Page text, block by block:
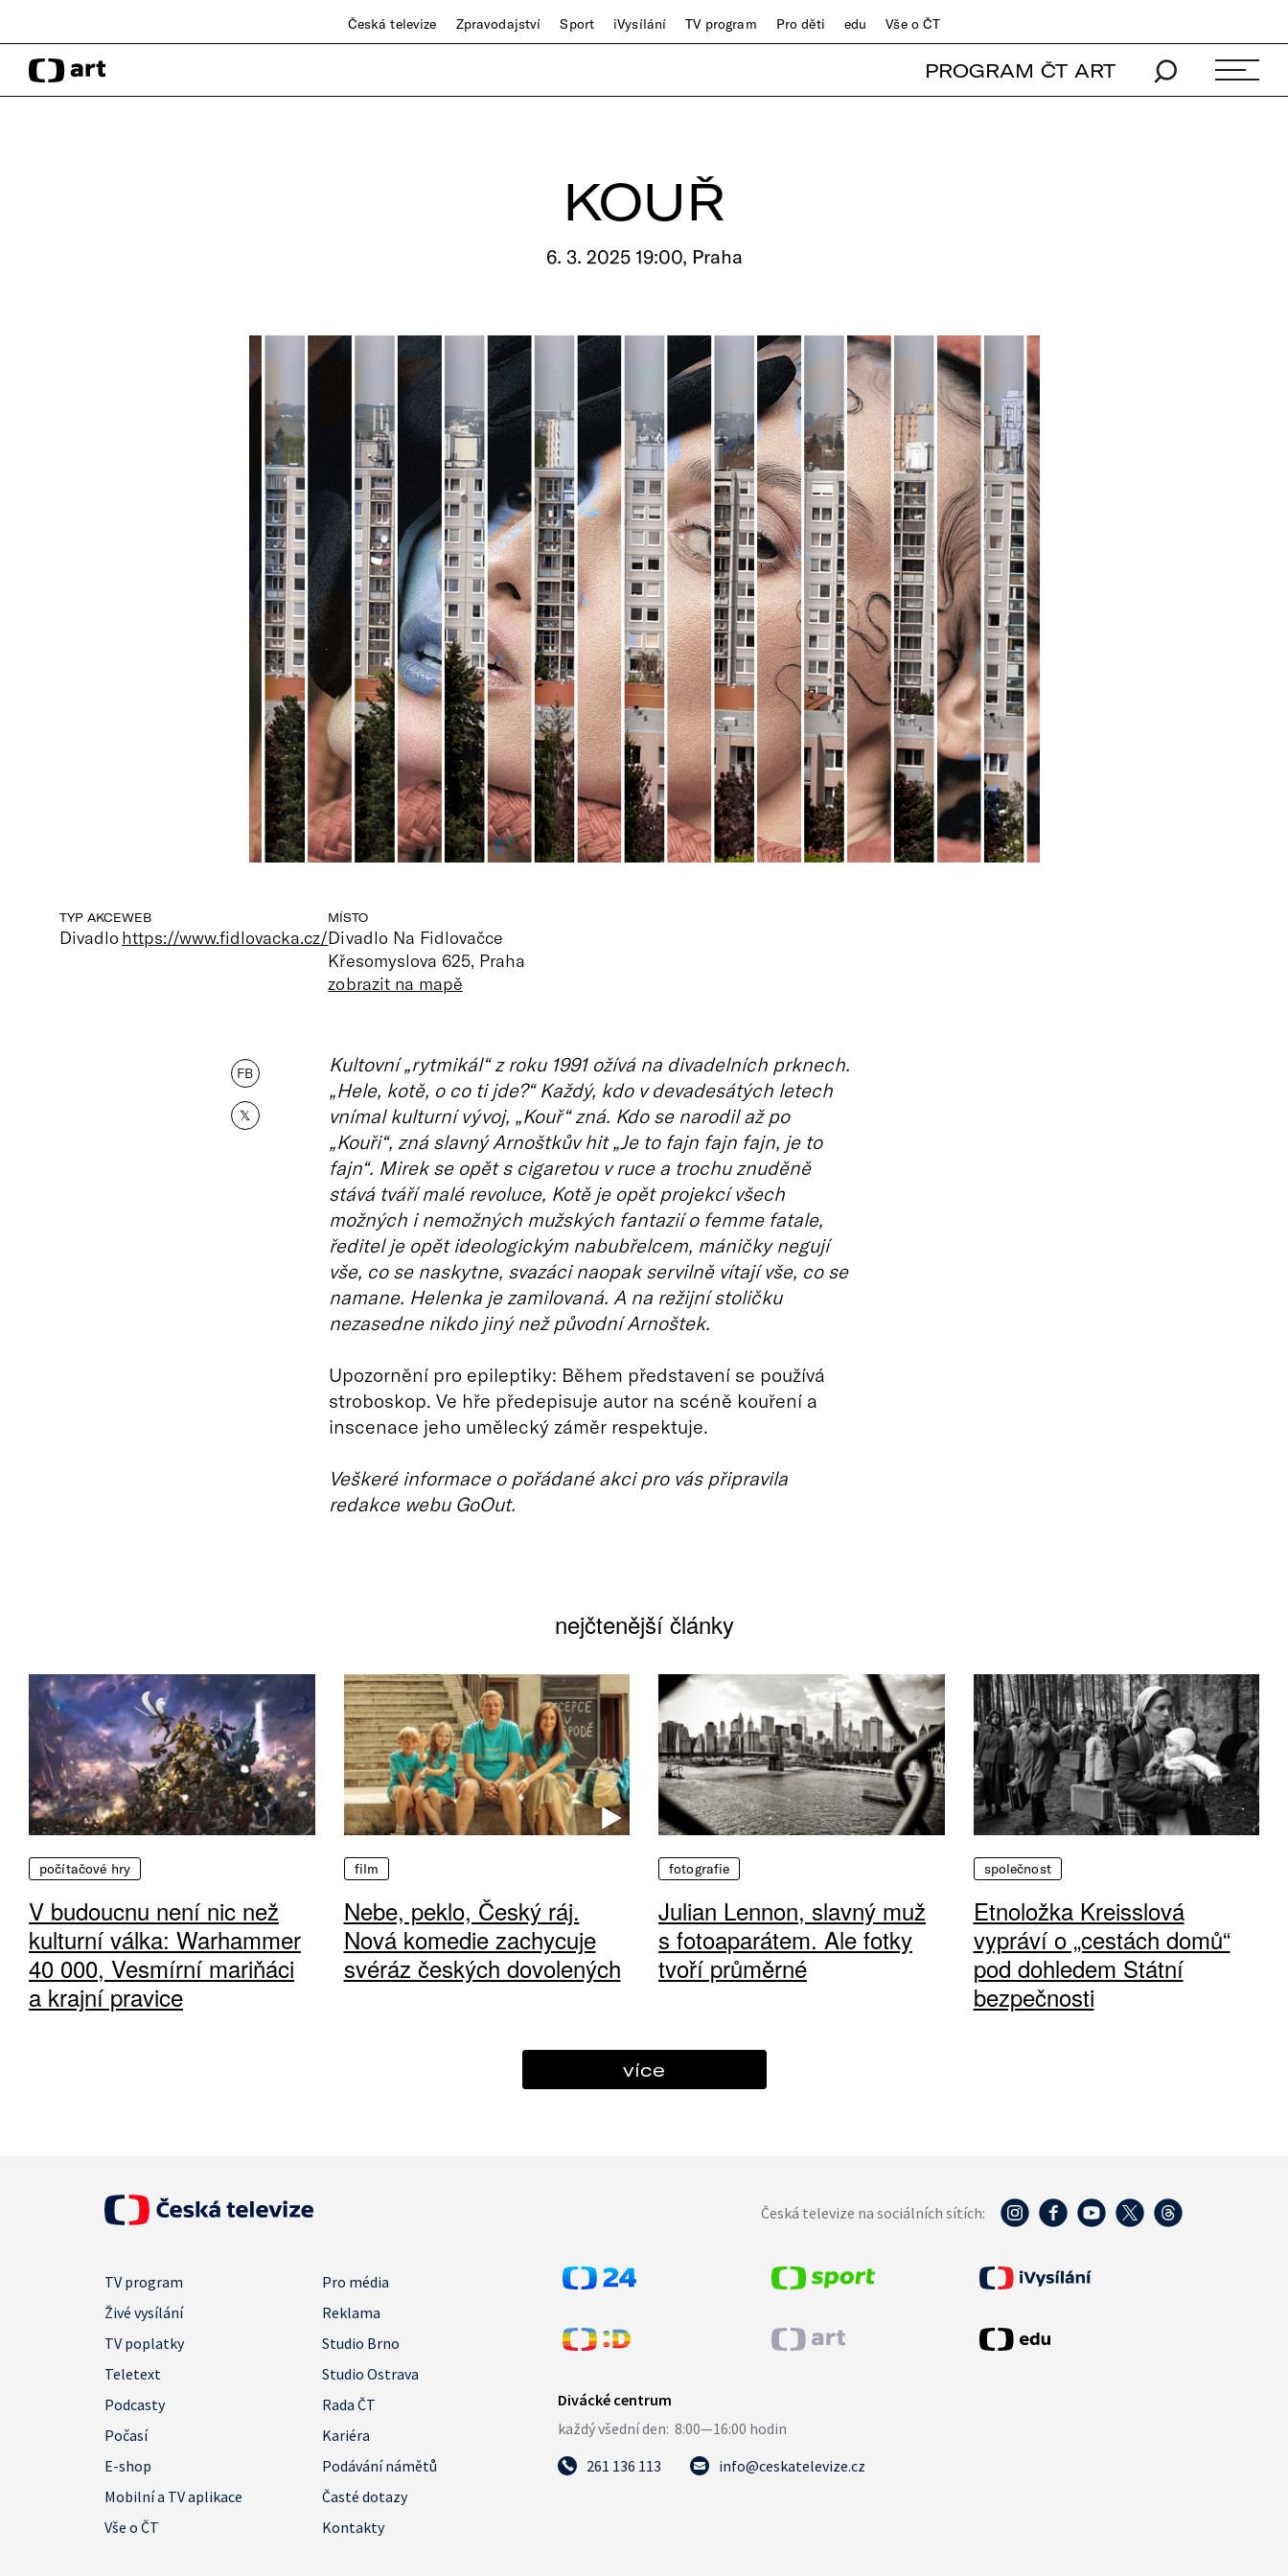
Česká televize Zpravodajství Sport iVysílání TV program Pro děti edu Vše o ČT
PROGRAM ČT ART
KOUŘ
6. 3. 2025 19:00, Praha
TYP AKCE
Divadlo
WEB
https://www.fidlovacka.cz/
MÍSTO
Divadlo Na Fidlovačce
Křesomyslova 625, Praha
zobrazit na mapě
FB
𝕏
Kultovní „rytmikál“ z roku 1991 ožívá na divadelních prknech.
„Hele, kotě, o co ti jde?“ Každý, kdo v devadesátých letech
vnímal kulturní vývoj, „Kouř“ zná. Kdo se narodil až po
„Kouři“, zná slavný Arnoštkův hit „Je to fajn fajn fajn, je to
fajn“. Mirek se opět s cigaretou v ruce a trochu znuděně
stává tváří malé revoluce, Kotě je opět projekcí všech
možných i nemožných mužských fantazií o femme fatale,
ředitel je opět ideologickým nabubřelcem, máničky negují
vše, co se naskytne, svazáci naopak servilně vítají vše, co se
namane. Helenka je zamilovaná. A na režijní stoličku
nezasedne nikdo jiný než původní Arnoštek.
Upozornění pro epileptiky: Během představení se používá
stroboskop. Ve hře předepisuje autor na scéně kouření a
inscenace jeho umělecký záměr respektuje.
Veškeré informace o pořádané akci pro vás připravila
redakce webu GoOut.
nejčtenější články
počítačové hry
V budoucnu není nic než
kulturní válka: Warhammer
40 000, Vesmírní mariňáci
a krajní pravice
film
Nebe, peklo, Český ráj.
Nová komedie zachycuje
svéráz českých dovolených
fotografie
Julian Lennon, slavný muž
s fotoaparátem. Ale fotky
tvoří průměrné
společnost
Etnoložka Kreisslová
vypráví o „cestách domů“
pod dohledem Státní
bezpečnosti
více
Česká televize na sociálních sítích:
TV program
Pro média
Živé vysílání
Reklama
TV poplatky
Studio Brno
Teletext
Studio Ostrava
Podcasty
Rada ČT
Počasí
Kariéra
E-shop
Podávání námětů
Mobilní a TV aplikace
Časté dotazy
Vše o ČT
Kontakty
261 136 113 info@ceskatelevize.cz